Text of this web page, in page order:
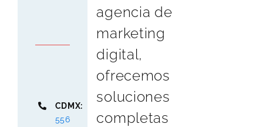
CDMX:
556
agencia de
marketing
digital,
ofrecemos
soluciones
completas